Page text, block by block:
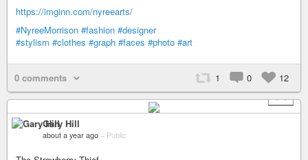
https://imginn.com/nyreearts/
#NyreeMorrison #fashion #designer
#stylism #clothes #graph #faces #photo #art
0 comments 1 0
12
+ 1
Gary Hill
about a year ago – Public